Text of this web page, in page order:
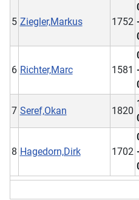
5 Ziegler,Markus 1752
6 Richter,Marc 1581
7 Seref,Okan 1820
8 Hagedorn,Dirk 1702